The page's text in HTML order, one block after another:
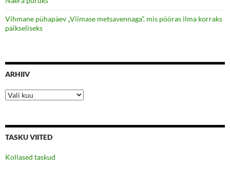
Vihmane pühapäev „Viimase metsavennaga”, mis pööras ilma korraks
päikseliseks
ARHIIV
Arhiiv
TASKU VIITED
Kollased taskud